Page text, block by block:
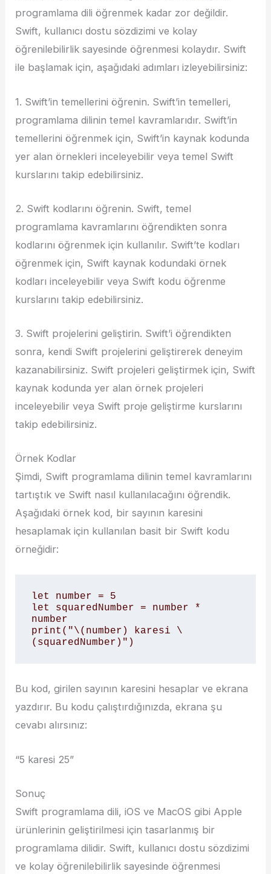
programlama dili öğrenmek kadar zor değildir.
Swift, kullanıcı dostu sözdizimi ve kolay
öğrenilebilirlik sayesinde öğrenmesi kolaydır. Swift
ile başlamak için, aşağıdaki adımları izleyebilirsiniz:
1. Swift’in temellerini öğrenin. Swift’in temelleri,
programlama dilinin temel kavramlarıdır. Swift’in
temellerini öğrenmek için, Swift’in kaynak kodunda
yer alan örnekleri inceleyebilir veya temel Swift
kurslarını takip edebilirsiniz.
2. Swift kodlarını öğrenin. Swift, temel
programlama kavramlarını öğrendikten sonra
kodlarını öğrenmek için kullanılır. Swift’te kodları
öğrenmek için, Swift kaynak kodundaki örnek
kodları inceleyebilir veya Swift kodu öğrenme
kurslarını takip edebilirsiniz.
3. Swift projelerini geliştirin. Swift’i öğrendikten
sonra, kendi Swift projelerini geliştirerek deneyim
kazanabilirsiniz. Swift projeleri geliştirmek için, Swift
kaynak kodunda yer alan örnek projeleri
inceleyebilir veya Swift proje geliştirme kurslarını
takip edebilirsiniz.
Örnek Kodlar
Şimdi, Swift programlama dilinin temel kavramlarını
tartıştık ve Swift nasıl kullanılacağını öğrendik.
Aşağıdaki örnek kod, bir sayının karesini
hesaplamak için kullanılan basit bir Swift kodu
örneğidir:
let number = 5
let squaredNumber = number *
number
print("\(number) karesi \
(squaredNumber)")
Bu kod, girilen sayının karesini hesaplar ve ekrana
yazdırır. Bu kodu çalıştırdığınızda, ekrana şu
cevabı alırsınız:
“5 karesi 25”
Sonuç
Swift programlama dili, iOS ve MacOS gibi Apple
ürünlerinin geliştirilmesi için tasarlanmış bir
programlama dilidir. Swift, kullanıcı dostu sözdizimi
ve kolay öğrenilebilirlik sayesinde öğrenmesi